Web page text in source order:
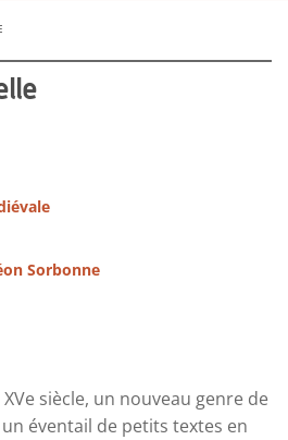
Sorbonne
siècle, un nouveau genre de
éventail de petits textes en